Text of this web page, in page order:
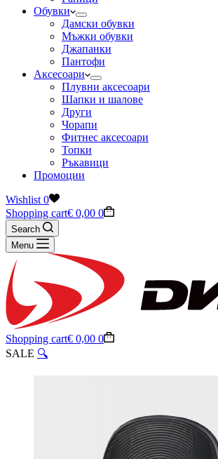
Обувки
Дамски обувки
Мъжки обувки
Джапанки
Пантофи
Аксесоари
Плувни аксесоари
Шапки и шалове
Други
Чорапи
Фитнес аксесоари
Топки
Ръкавици
Промоции
Wishlist 0
Shopping cart€ 0,00 0
Search
Menu
Shopping cart€ 0,00 0
SALE 🔍